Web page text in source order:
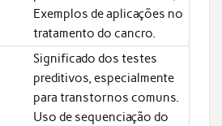
Exemplos de aplicações no
tratamento do cancro.
Significado dos testes
preditivos, especialmente
para transtornos comuns.
Uso de sequenciação do